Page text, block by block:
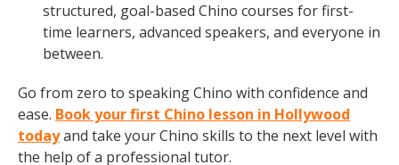
structured, goal-based Chino courses for first-
time learners, advanced speakers, and everyone in
between.
Go from zero to speaking Chino with confidence and
ease. Book your first Chino lesson in Hollywood
todayand take your Chino skills to the next level with
the help of a professional tutor.